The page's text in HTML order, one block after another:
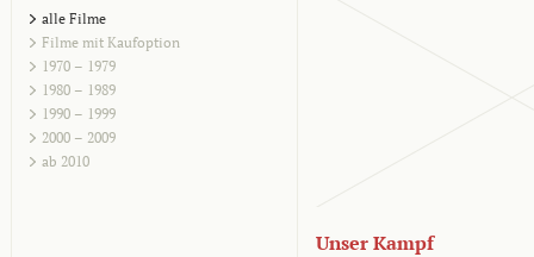
alle Filme
Filme mit Kaufoption
1970 – 1979
1980 – 1989
1990 – 1999
2000 – 2009
ab 2010
Unser Kampf